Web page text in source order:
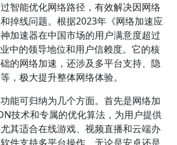
智能优化网络路径，有效解决因网络
掉线问题。根据2023年《网络加速应
加速器在中国市场的用户满意度超过
中的领导地位和用户信赖度。它的核
的网络加速，还涉及多平台支持、隐
，极大提升整体网络体验。
能可归纳为几个方面。首先是网络加
技术和专属的优化算法，为用户提供
其适合在线游戏、视频直播和云端办